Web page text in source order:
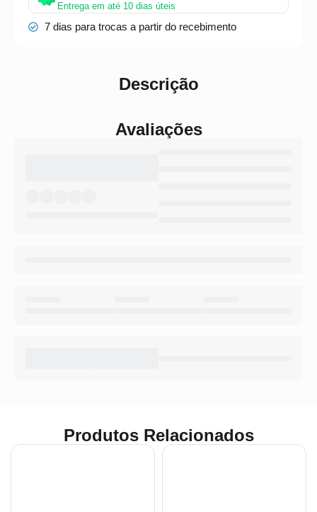
Entrega em até 10 dias úteis
7 dias para trocas a partir do recebimento
Descrição
Avaliações
Produtos Relacionados